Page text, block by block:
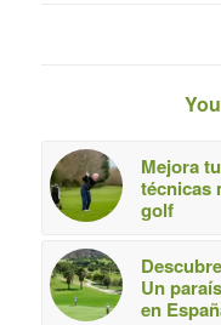
Mejora
técnicas
golf
Un
en